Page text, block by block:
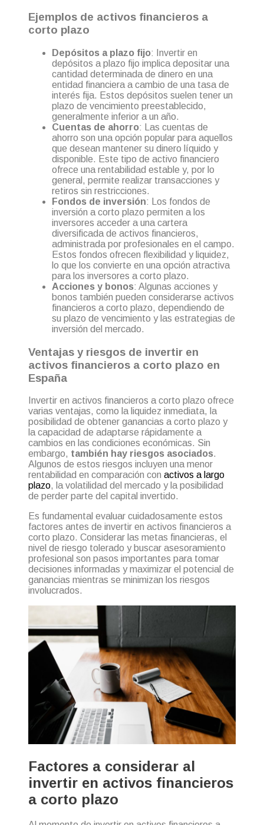
Ejemplos de activos financieros a
corto plazo
Depósitos a plazo fijo: Invertir en
depósitos a plazo fijo implica depositar una
cantidad determinada de dinero en una
entidad financiera a cambio de una tasa de
interés fija. Estos depósitos suelen tener un
plazo de vencimiento preestablecido,
generalmente inferior a un año.
Cuentas de ahorro: Las cuentas de
ahorro son una opción popular para aquellos
que desean mantener su dinero líquido y
disponible. Este tipo de activo financiero
ofrece una rentabilidad estable y, por lo
general, permite realizar transacciones y
retiros sin restricciones.
Fondos de inversión: Los fondos de
inversión a corto plazo permiten a los
inversores acceder a una cartera
diversificada de activos financieros,
administrada por profesionales en el campo.
Estos fondos ofrecen flexibilidad y liquidez,
lo que los convierte en una opción atractiva
para los inversores a corto plazo.
Acciones y bonos: Algunas acciones y
bonos también pueden considerarse activos
financieros a corto plazo, dependiendo de
su plazo de vencimiento y las estrategias de
inversión del mercado.
Ventajas y riesgos de invertir en
activos financieros a corto plazo en
España
Invertir en activos financieros a corto plazo ofrece
varias ventajas, como la liquidez inmediata, la
posibilidad de obtener ganancias a corto plazo y
la capacidad de adaptarse rápidamente a
cambios en las condiciones económicas. Sin
embargo, también hay riesgos asociados.
Algunos de estos riesgos incluyen una menor
rentabilidad en comparación con activos a largo
plazo, la volatilidad del mercado y la posibilidad
de perder parte del capital invertido.
Es fundamental evaluar cuidadosamente estos
factores antes de invertir en activos financieros a
corto plazo. Considerar las metas financieras, el
nivel de riesgo tolerado y buscar asesoramiento
profesional son pasos importantes para tomar
decisiones informadas y maximizar el potencial de
ganancias mientras se minimizan los riesgos
involucrados.
Factores a considerar al
invertir en activos financieros
a corto plazo